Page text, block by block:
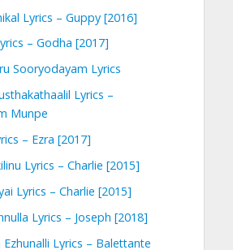
Lyrics – Guppy [2016]
– Godha [2017]
Sooryodayam Lyrics
Lyrics –
Munpe
– Ezra [2017]
Lyrics – Charlie [2015]
Lyrics – Charlie [2015]
Lyrics – Joseph [2018]
Lyrics – Balettante